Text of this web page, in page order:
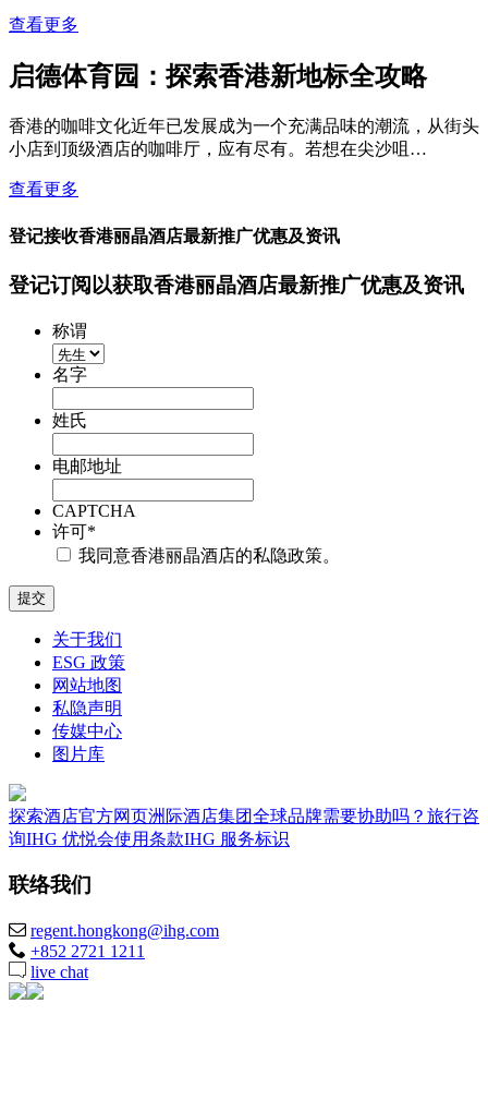
查看更多
启德体育园：探索香港新地标全攻略
香港的咖啡文化近年已发展成为一个充满品味的潮流，从街头
小店到顶级酒店的咖啡厅，应有尽有。若想在尖沙咀…
查看更多
登记接收香港丽晶酒店最新推广优惠及资讯
登记订阅以获取香港丽晶酒店最新推广优惠及资讯
称谓
名字
姓氏
电邮地址
CAPTCHA
许可*
我同意香港丽晶酒店的私隐政策。
关于我们
ESG 政策
网站地图
私隐声明
传媒中心
图片库
探索酒店官方网页洲际酒店集团全球品牌需要协助吗？ 旅行咨
询IHG 优悦会使用条款IHG 服务标识
联络我们
regent.hongkong@ihg.com
+852 2721 1211
live chat